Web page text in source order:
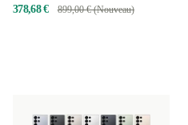
378,68 € 899,00 € (Nouveau)